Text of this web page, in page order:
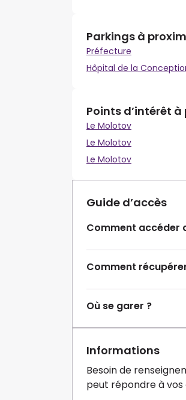
Parkings à
Préfecture
Hôpital de la
Points d’intérêt
Le Molotov
Le Molotov
Le Molotov
Guide d’accès
Comment accéder
Comment
Où se garer ?
Informations
Besoin de
peut répondre à vos